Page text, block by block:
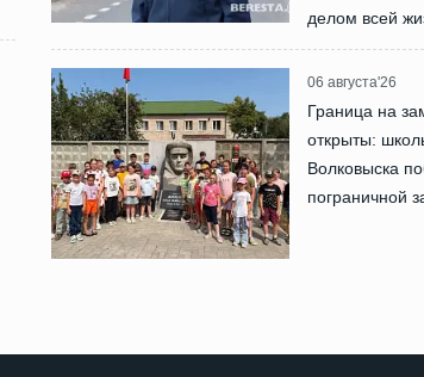
делом всей
06 августа'26
Граница на
открыты:
Волковыска
пограничной